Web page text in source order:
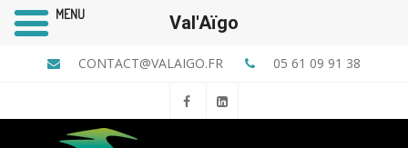
CONTACT@VALAIGO.FR 05 61 09 91 38
MENU Val'Aïgo